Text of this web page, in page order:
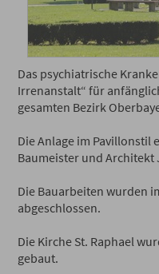
Das psychiatrische
Irrenanstalt“ für
gesamten Bezirk
Die Anlage im Pavillonstil
Baumeister und Architekt
Die Bauarbeiten wurden
abgeschlossen.
Die Kirche St. Raphael
gebaut.